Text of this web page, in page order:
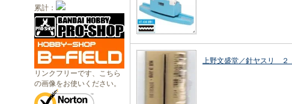
累計：
リンクフリーです、こちら
の画像をお使いください。
上野文盛堂／針ヤスリ ２